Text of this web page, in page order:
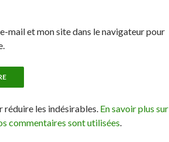
mail et mon site dans le navigateur pour
les indésirables. En savoir plus sur
commentaires sont utilisées.